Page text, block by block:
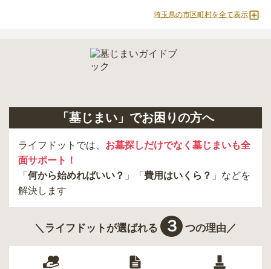
埼玉県の市区町村を全て表示
「墓じまい」でお困りの方へ
ライフドットでは、 お墓探しだけでなく墓じまいも全
面サポート！
「 何から始めればいい？ 」「 費用はいくら？ 」などを
解決します
＼ライフドットが選ばれる ３ つの理由／